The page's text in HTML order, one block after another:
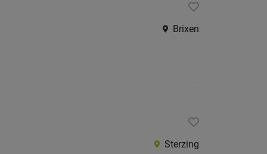
Brixen
Sterzing